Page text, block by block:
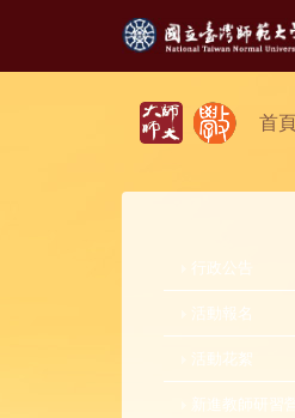
首
行政公告
活動報名
活動花絮
新進教師研習營